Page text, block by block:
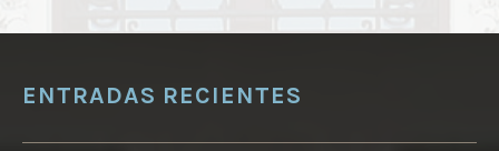
ENTRADAS RECIENTES